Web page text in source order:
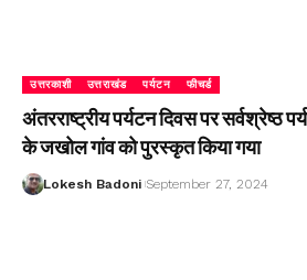
उत्तरकाशी उत्तराखंड पर्यटन फीचर्ड
अंतरराष्ट्रीय पर्यटन दिवस पर सर्वश्रेष्ठ
के जखोल गांव को पुरस्कृत किया गया
Lokesh Badoni September 27, 2024